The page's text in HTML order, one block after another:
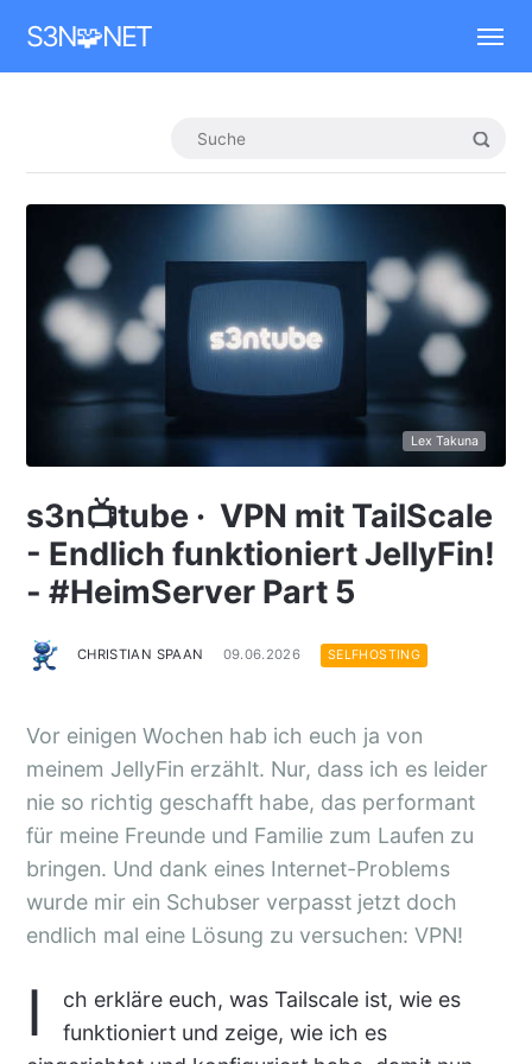
S3N🧩NET
Lex Takuna
s3n📺tube · VPN mit TailScale
- Endlich funktioniert JellyFin!
- #HeimServer Part 5
CHRISTIAN SPAAN 09.06.2026 SELFHOSTING
Vor einigen Wochen hab ich euch ja von
meinem JellyFin erzählt. Nur, dass ich es leider
nie so richtig geschafft habe, das performant
für meine Freunde und Familie zum Laufen zu
bringen. Und dank eines Internet-Problems
wurde mir ein Schubser verpasst jetzt doch
endlich mal eine Lösung zu versuchen: VPN!
I
ch erkläre euch, was Tailscale ist, wie es
funktioniert und zeige, wie ich es